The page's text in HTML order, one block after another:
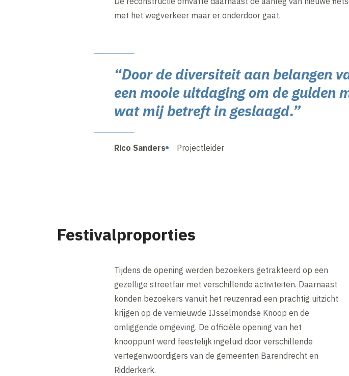
met het wegverkeer maar er onderdoor gaat.
“Door de diversiteit aan belangen
een mooie uitdaging om de gulden
wat mij betreft in geslaagd.”
Rico Sanders Projectleider
Festivalproporties
Tijdens de opening werden bezoekers getrakteerd op een
gezellige streetfair met verschillende activiteiten. Daarnaast
konden bezoekers vanuit het reuzenrad een prachtig uitzicht
krijgen op de vernieuwde IJsselmondse Knoop en de
omliggende omgeving. De officiële opening van het
knooppunt werd feestelijk ingeluid door verschillende
vertegenwoordigers van de gemeenten Barendrecht en
Ridderkerk.